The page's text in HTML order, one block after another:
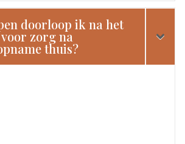
doorloop ik na het
zorg na
thuis?